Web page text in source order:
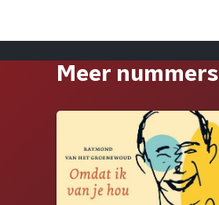
Meer nummers